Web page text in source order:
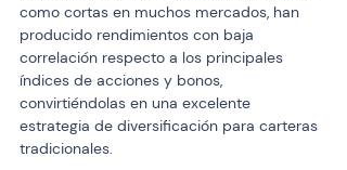
como cortas en muchos mercados, han
producido rendimientos con baja
correlación respecto a los principales
índices de acciones y bonos,
convirtiéndolas en una excelente
estrategia de diversificación para carteras
tradicionales.